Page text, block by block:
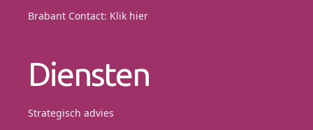
Brabant Contact: Klik hier
Diensten
Strategisch advies